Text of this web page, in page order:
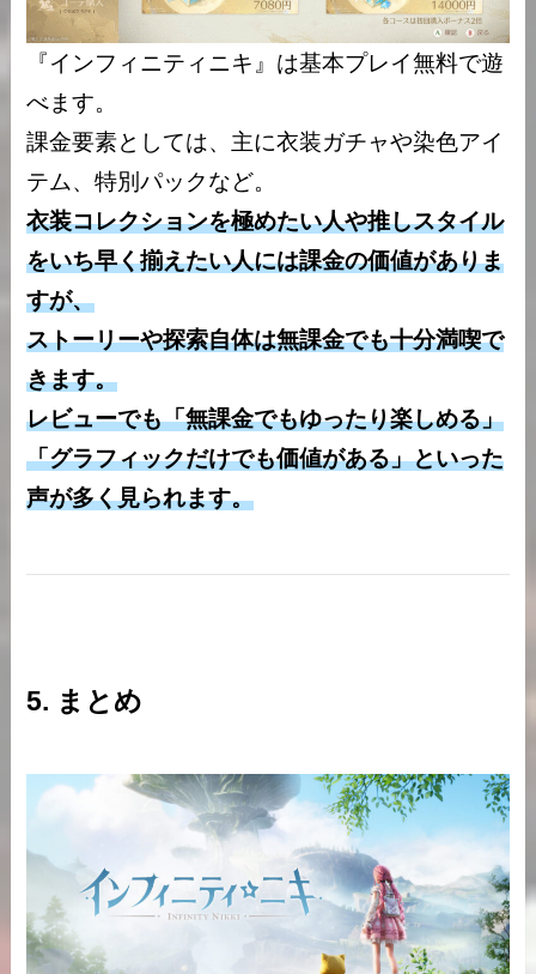
『インフィニティニキ』は基本プレイ無料で遊
べます。
課金要素としては、主に衣装ガチャや染色アイ
テム、特別パックなど。
衣装コレクションを極めたい人や推しスタイル
をいち早く揃えたい人には課金の価値がありま
すが、
ストーリーや探索自体は無課金でも十分満喫で
きます。
レビューでも「無課金でもゆったり楽しめる」
「グラフィックだけでも価値がある」といった
声が多く見られます。
5. まとめ